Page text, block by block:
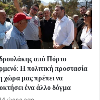
από Πόρτο
Η πολιτική προστασία
χώρα μας πρέπει να
ένα άλλο δόγμα